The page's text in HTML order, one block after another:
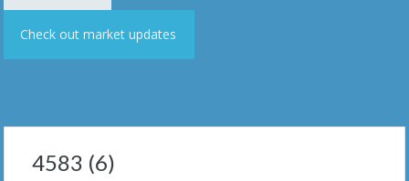
Check out market updates
4583 (6)